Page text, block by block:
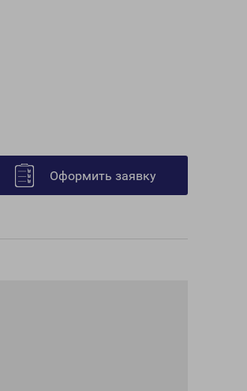
Оформить заявку